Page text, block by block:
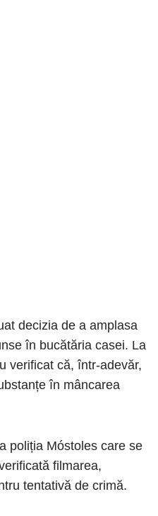
decizia de a amplasa
în bucătăria casei. La
verificat că, într-adevăr,
în mâncarea
poliția Móstoles care se
filmarea,
tentativă de crimă.